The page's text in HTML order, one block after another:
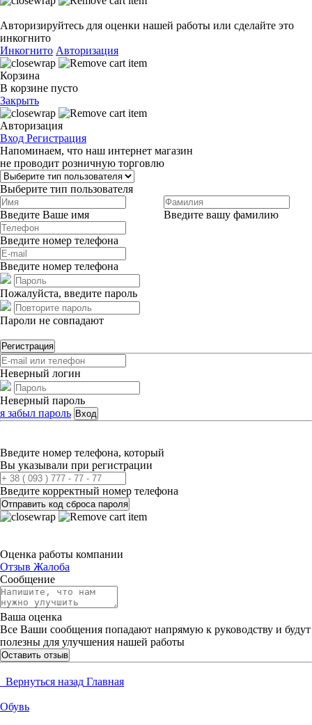
Авторизируйтесь для оценки нашей работы или сделайте это
инкогнито
Инкогнито Авторизация
Корзина
В корзине пусто
Закрыть
Авторизация
Вход Регистрация
Напоминаем, что наш интернет магазин
не проводит розничную торговлю
Выберите тип пользователя
Введите Ваше имя Введите вашу фамилию
Введите номер телефона
Введите номер телефона
Пожалуйста, введите пароль
Пароли не совпадают
Регистрация
Неверный логин
Неверный пароль
я забыл пароль Вход
Введите номер телефона, который
Вы указывали при регистрации
Введите корректный номер телефона
Отправить код сброса пароля
Оценка работы компании
Отзыв Жалоба
Сообщение
Ваша оценка
Все Ваши сообщения попадают напрямую к руководству и будут
полезны для улучшения нашей работы
Оставить отзыв
Вернуться назад Главная
Обувь